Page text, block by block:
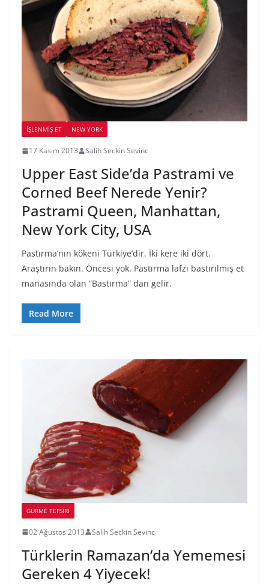
İŞLENMIŞ ET NEW YORK
17 Kasım 2013 Salih Seckin Sevinc
Upper East Side’da Pastrami ve
Corned Beef Nerede Yenir?
Pastrami Queen, Manhattan,
New York City, USA
Pastırma’nın kökeni Türkiye’dir. İki kere iki dört.
Araştırın bakın. Öncesi yok. Pastırma lafzı bastırılmış et
manasında olan “Bastırma” dan gelir.
Read More
GURME TEFSIRI
02 Ağustos 2013 Salih Seckin Sevinc
Türklerin Ramazan’da Yememesi
Gereken 4 Yiyecek!